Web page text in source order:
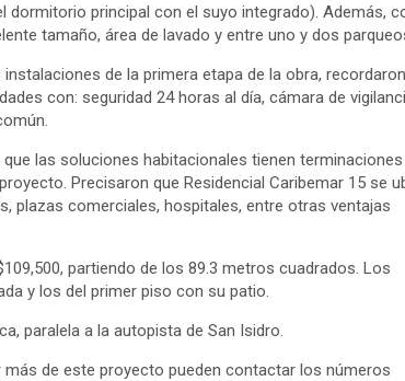
principal con el suyo integrado). Además,
tamaño, área de lavado y entre uno y dos
de la primera etapa de la obra,
con: seguridad 24 horas al día, cámara de
las soluciones habitacionales tienen
Precisaron que Residencial Caribemar 15 se
plazas comerciales, hospitales, entre otras ventajas
partiendo de los 89.3 metros cuadrados. Los
y los del primer piso con su patio.
paralela a la autopista de San Isidro.
de este proyecto pueden contactar los números